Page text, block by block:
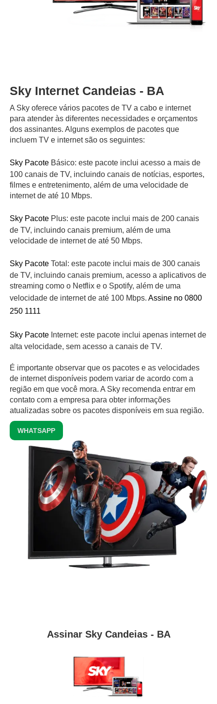
Sky Internet Candeias - BA
A Sky oferece vários pacotes de TV a cabo e internet
para atender às diferentes necessidades e orçamentos
dos assinantes. Alguns exemplos de pacotes que
incluem TV e internet são os seguintes:
Sky Pacote Básico: este pacote inclui acesso a mais de
100 canais de TV, incluindo canais de notícias, esportes,
filmes e entretenimento, além de uma velocidade de
internet de até 10 Mbps.
Sky Pacote Plus: este pacote inclui mais de 200 canais
de TV, incluindo canais premium, além de uma
velocidade de internet de até 50 Mbps.
Sky Pacote Total: este pacote inclui mais de 300 canais
de TV, incluindo canais premium, acesso a aplicativos de
streaming como o Netflix e o Spotify, além de uma
velocidade de internet de até 100 Mbps. Assine no 0800
250 1111
Sky Pacote Internet: este pacote inclui apenas internet de
alta velocidade, sem acesso a canais de TV.
É importante observar que os pacotes e as velocidades
de internet disponíveis podem variar de acordo com a
região em que você mora. A Sky recomenda entrar em
contato com a empresa para obter informações
atualizadas sobre os pacotes disponíveis em sua região.
WHATSAPP
Assinar Sky Candeias - BA